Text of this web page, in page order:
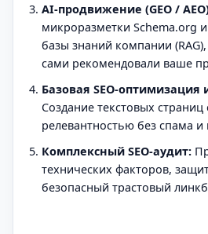
AI-продвижение (GEO /
микроразметки Schema.org
базы знаний компании
сами рекомендовали ваше
Базовая SEO-оптимизация
Создание текстовых
релевантностью без спама и
Комплексный SEO-аудит:
технических факторов,
безопасный трастовый